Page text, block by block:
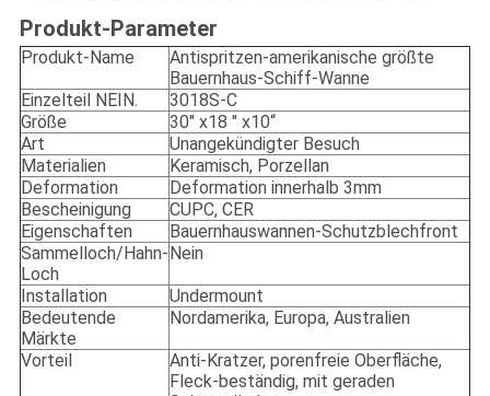
Produkt-Parameter
Produkt-Name
Antispritzen-amerikanische größte
Bauernhaus-Schiff-Wanne
Einzelteil NEIN.
3018S-C
Größe
30" x18 " x10“
Art
Unangekündigter Besuch
Materialien
Keramisch, Porzellan
Deformation
Deformation innerhalb 3mm
Bescheinigung
CUPC, CER
Eigenschaften
Bauernhauswannen-Schutzblechfront
Sammelloch/Hahn-
Loch
Nein
Installation
Undermount
Bedeutende
Märkte
Nordamerika, Europa, Australien
Vorteil
Anti-Kratzer, porenfreie Oberfläche,
Fleck-beständig, mit geraden